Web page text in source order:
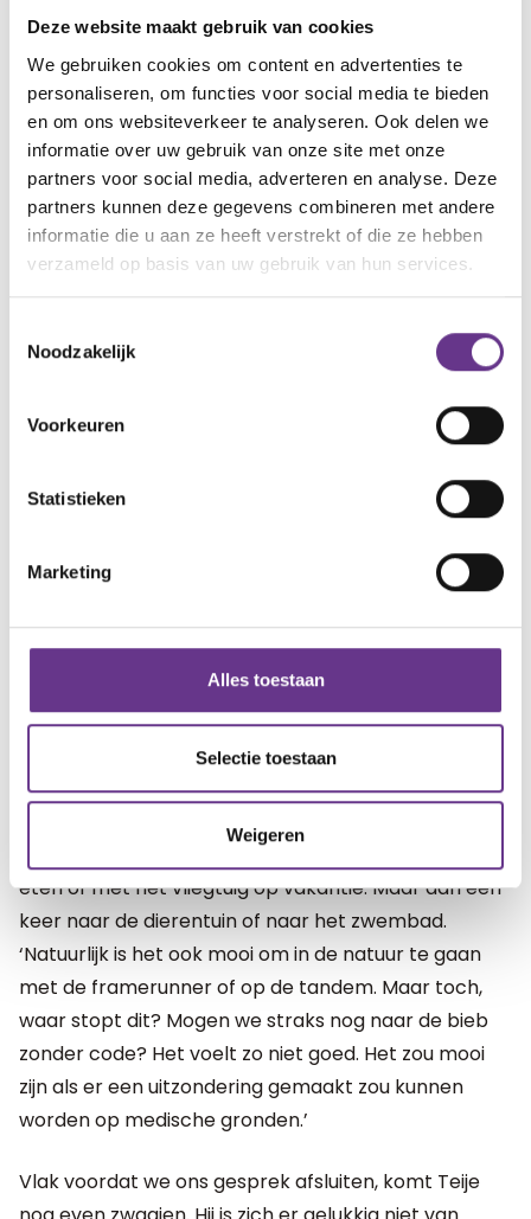
Deze website maakt gebruik van cookies
We gebruiken cookies om content en advertenties te
personaliseren, om functies voor social media te bieden
en om ons websiteverkeer te analyseren. Ook delen we
informatie over uw gebruik van onze site met onze
partners voor social media, adverteren en analyse. Deze
partners kunnen deze gegevens combineren met andere
informatie die u aan ze heeft verstrekt of die ze hebben
verzameld op basis van uw gebruik van hun services.
Noodzakelijk
Voorkeuren
Statistieken
Marketing
Alles toestaan
Selectie toestaan
Weigeren
met de bijwerkingen. Maar zij weten niet waar ze het
over hebben, zo werkt het gewoon niet bij hem. Teije
valt buiten de gewone discussie. Hij heeft geen keuze
en het voelt oneerlijk dat hij dan wel met de
gevolgen te maken heeft.’
Tijdens de lockdowns was het leven eigenlijk wel
prima bij Hilde thuis. ‘Teije houdt van rust. We gingen
elke dag een blokje om, we wonen landelijk dus dat
kon ook gewoon. We misten alleen het ritme van de
school. Ik was ook niet bezorgd. Teije heeft geen
kwetsbaar voor Covid. Misschien heeft het virus wel
goed werkt. Verder eten we gezond en nemen we
geeft, maar we doen ons best.
Groen vinkje
ze verder. ‘We missen perspectief. Zeker als straks
zelfs de gewone dingen niet meer kunnen, omdat hij
geen groen vinkje kan laten zien. Want steeds testen
is geen doen met hem.’
Ze denkt bij gewone dingen niet aan uitgebreid uit
eten of met het vliegtuig op vakantie. Maar aan een
keer naar de dierentuin of naar het zwembad.
‘Natuurlijk is het ook mooi om in de natuur te gaan
met de framerunner of op de tandem. Maar toch,
waar stopt dit? Mogen we straks nog naar de bieb
zonder code? Het voelt zo niet goed. Het zou mooi
zijn als er een uitzondering gemaakt zou kunnen
worden op medische gronden.’
Vlak voordat we ons gesprek afsluiten, komt Teije